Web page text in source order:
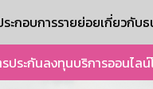
ะกอบการรายย่อยเกี่ยวกับธ
ประกันลงทุนบริการออนไลน์